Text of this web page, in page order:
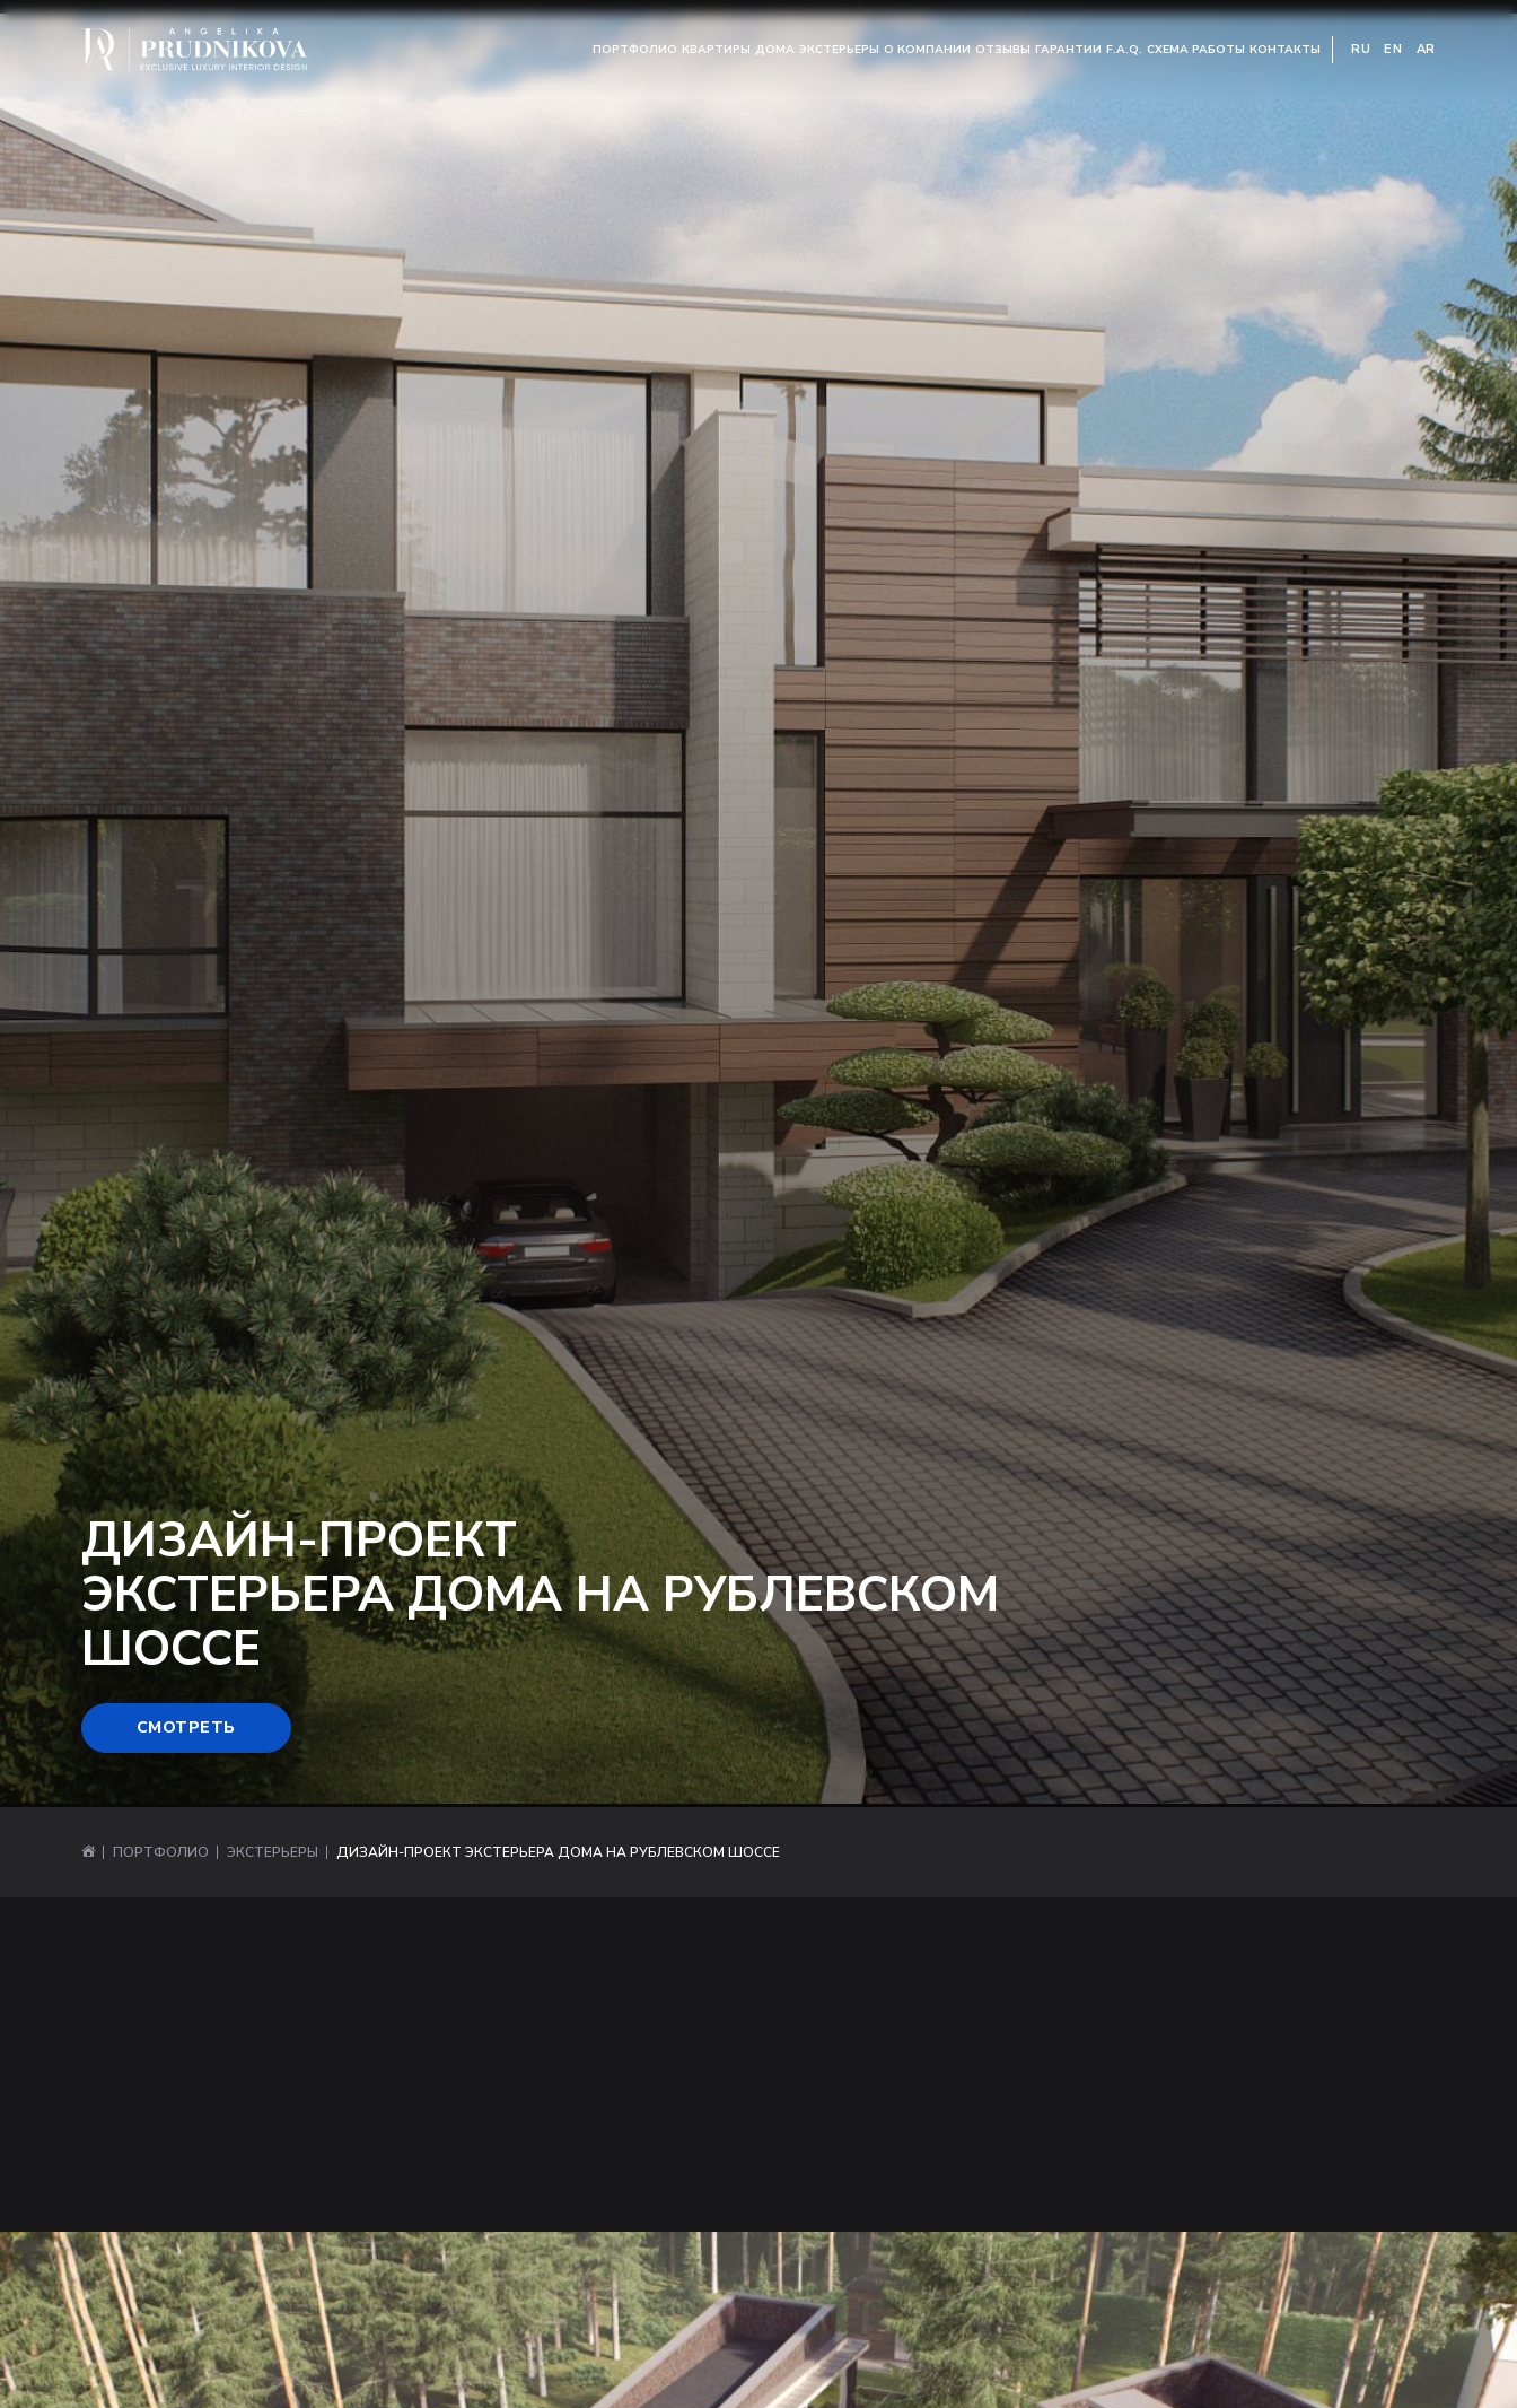
ПОРТФОЛИО КВАРТИРЫ ДОМА ЭКСТЕРЬЕРЫ О КОМПАНИИ ОТЗЫВЫ ГАРАНТИИ F.A.Q. СХЕМА РАБОТЫ КОНТАКТЫ RU EN AR
ДИЗАЙН-ПРОЕКТ
ЭКСТЕРЬЕРА ДОМА НА РУБЛЕВСКОМ
ШОССЕ
СМОТРЕТЬ
ПОРТФОЛИО ЭКСТЕРЬЕРЫ ДИЗАЙН-ПРОЕКТ ЭКСТЕРЬЕРА ДОМА НА РУБЛЕВСКОМ ШОССЕ